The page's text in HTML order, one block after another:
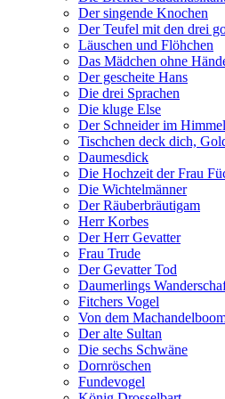
Der singende Knochen
Der Teufel mit den drei
Läuschen und Flöhchen
Das Mädchen ohne
Der gescheite Hans
Die drei Sprachen
Die kluge Else
Der Schneider im Himmel
Tischchen deck dich,
Daumesdick
Die Hochzeit der Frau
Die Wichtelmänner
Der Räuberbräutigam
Herr Korbes
Der Herr Gevatter
Frau Trude
Der Gevatter Tod
Daumerlings
Fitchers Vogel
Von dem
Der alte Sultan
Die sechs Schwäne
Dornröschen
Fundevogel